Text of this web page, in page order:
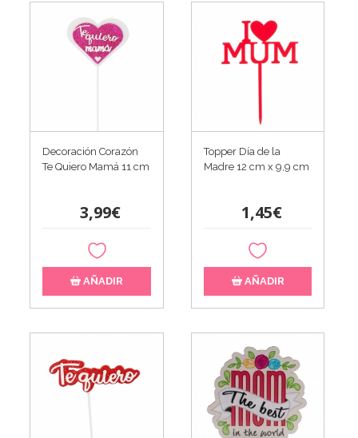
Decoración Corazón
Te Quiero Mamá 11 cm
3,99€
AÑADIR
Topper Día de la
Madre 12 cm x 9,9 cm
1,45€
AÑADIR